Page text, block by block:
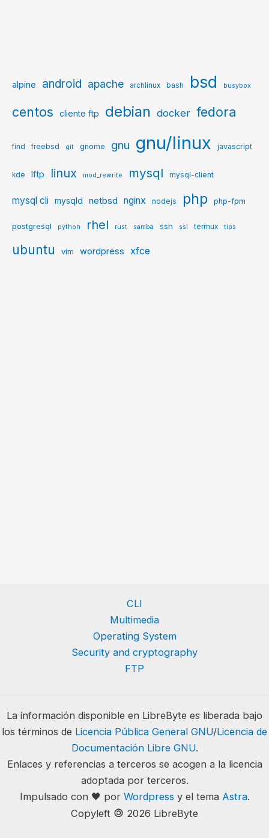
alpine android apache archlinux bash bsd busybox
centos cliente ftp debian docker fedora
find freebsd git gnome gnu gnu/linux javascript
kde lftp linux mod_rewrite mysql mysql-client
mysql cli mysqld netbsd nginx nodejs php php-fpm
postgresql python rhel rust samba ssh ssl termux tips
ubuntu vim wordpress xfce
CLI
Multimedia
Operating System
Security and cryptography
FTP
La información disponible en LibreByte es liberada bajo
los términos de Licencia Pública General GNU/Licencia de
Documentación Libre GNU.
Enlaces y referencias a terceros se acogen a la licencia
adoptada por terceros.
Impulsado con 🖤 por Wordpress y el tema Astra.
Copyleft 🄯 2026 LibreByte